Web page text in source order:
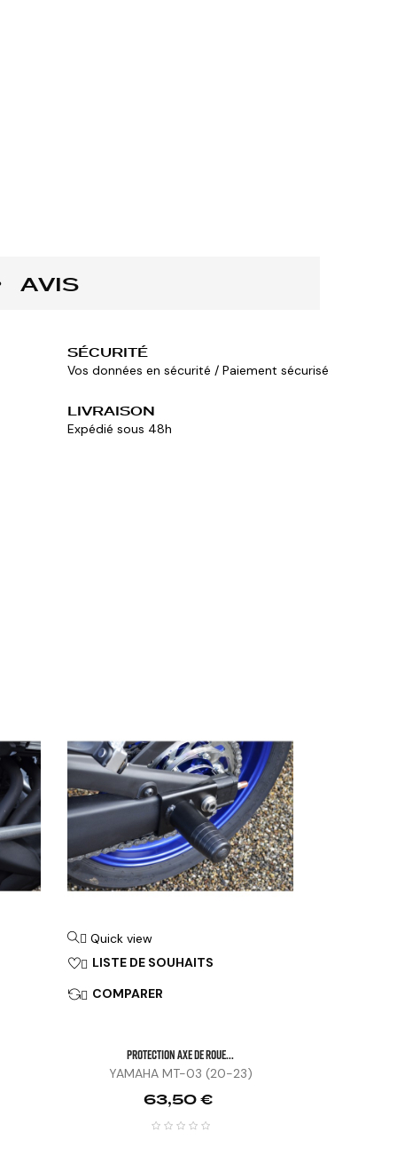
AVIS
SÉCURITÉ
Vos données en sécurité / Paiement sécurisé
LIVRAISON
Expédié sous 48h
 Quick view
 LISTE DE SOUHAITS
 COMPARER
PROTECTION AXE DE ROUE...
YAMAHA MT-03 (20-23)
Prix
63,50 €